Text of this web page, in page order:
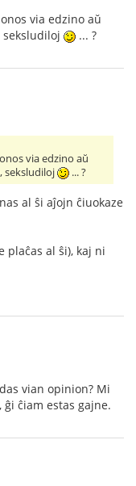
via edzino aŭ
seksludiloj
... ?
via edzino aŭ
seksludiloj
... ?
al ŝi aĵojn ĉiuokaze
plaĉas al ŝi), kaj ni
vian opinion? Mi
ĝi ĉiam estas gajne.